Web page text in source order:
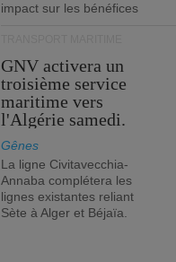
impact sur les bénéfices
GNV activera un
troisième service
maritime vers
l'Algérie samedi.
Gênes
La ligne Civitavecchia-
Annaba complétera les
lignes existantes reliant
Sète à Alger et Béjaïa.